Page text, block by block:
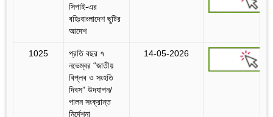
সিপাই-এর
বহিঃবাংলাদেশ ছুটির
আদেশ
1025
প্রতি বছর ৭
নভেম্বর “জাতীয়
বিপ্লব ও সংহতি
দিবস” উদযাপন/
পালন সংক্রান্ত
নির্দেশনা
14-05-2026